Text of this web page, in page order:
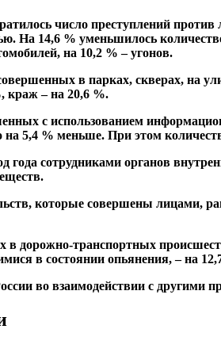
число преступлений
На 14,6 % уменьшилось
на 10,2 % – угонов.
в парках, скверах, на
краж – на 20,6 %.
с использованием
на 5,4 % меньше. При этом
сотрудниками органов
которые совершены лицами,
в дорожно-транспортных
в состоянии опьянения, – на
во взаимодействии с другими